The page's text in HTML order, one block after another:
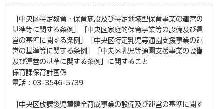
「中央区特定教育・保育施設及び特定地域型保育事業の運営の
基準等に関する条例」「中央区家庭的保育事業等の設備及び運
営の基準に関する条例」「中央区特定乳児等通園支援事業の運
営の基準等に関する条例」「中央区乳児等通園支援事業の設備
及び運営の基準に関する条例」に関すること
保育課保育計画係
電話：03-3546-5739
「中央区放課後児童健全育成事業の設備及び運営の基準に関す